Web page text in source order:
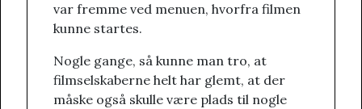
var fremme ved menuen, hvorfra filmen
kunne startes.
Nogle gange, så kunne man tro, at
filmselskaberne helt har glemt, at der
måske også skulle være plads til nogle